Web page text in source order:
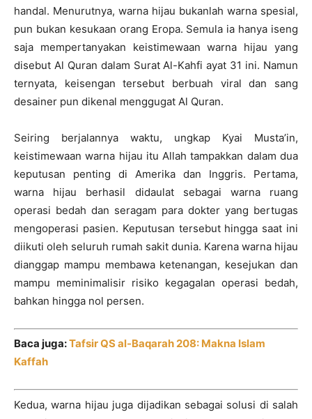
handal. Menurutnya, warna hijau bukanlah warna spesial,
pun bukan kesukaan orang Eropa. Semula ia hanya iseng
saja mempertanyakan keistimewaan warna hijau yang
disebut Al Quran dalam Surat Al-Kahfi ayat 31 ini. Namun
ternyata, keisengan tersebut berbuah viral dan sang
desainer pun dikenal menggugat Al Quran.
Seiring berjalannya waktu, ungkap Kyai Musta’in,
keistimewaan warna hijau itu Allah tampakkan dalam dua
keputusan penting di Amerika dan Inggris. Pertama,
warna hijau berhasil didaulat sebagai warna ruang
operasi bedah dan seragam para dokter yang bertugas
mengoperasi pasien. Keputusan tersebut hingga saat ini
diikuti oleh seluruh rumah sakit dunia. Karena warna hijau
dianggap mampu membawa ketenangan, kesejukan dan
mampu meminimalisir risiko kegagalan operasi bedah,
bahkan hingga nol persen.
Baca juga:Tafsir QS al-Baqarah 208: Makna Islam
Kaffah
Kedua, warna hijau juga dijadikan sebagai solusi di salah